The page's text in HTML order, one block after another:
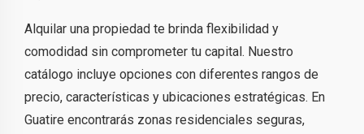
Alquilar una propiedad te brinda flexibilidad y
comodidad sin comprometer tu capital. Nuestro
catálogo incluye opciones con diferentes rangos de
precio, características y ubicaciones estratégicas. En
Guatire encontrarás zonas residenciales seguras,